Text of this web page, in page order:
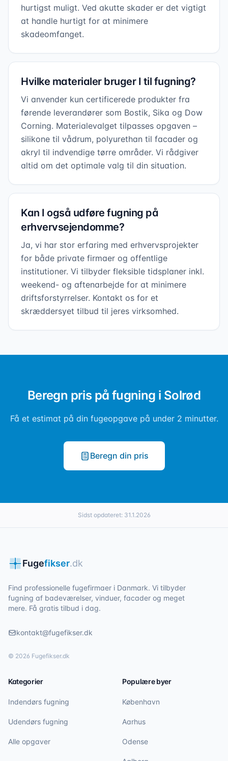
hurtigst muligt. Ved akutte skader er det vigtigt
at handle hurtigt for at minimere
skadeomfanget.
Hvilke materialer bruger I til fugning?
Vi anvender kun certificerede produkter fra
førende leverandører som Bostik, Sika og Dow
Corning. Materialevalget tilpasses opgaven –
silikone til vådrum, polyurethan til facader og
akryl til indvendige tørre områder. Vi rådgiver
altid om det optimale valg til din situation.
Kan I også udføre fugning på
erhvervsejendomme?
Ja, vi har stor erfaring med erhvervsprojekter
for både private firmaer og offentlige
institutioner. Vi tilbyder fleksible tidsplaner inkl.
weekend- og aftenarbejde for at minimere
driftsforstyrrelser. Kontakt os for et
skræddersyet tilbud til jeres virksomhed.
Beregn pris på fugning i Solrød
Få et estimat på din fugeopgave på under 2 minutter.
Beregn din pris
Sidst opdateret: 31.1.2026
Fugefikser.dk
Find professionelle fugefirmaer i Danmark. Vi tilbyder
fugning af badeværelser, vinduer, facader og meget
mere. Få gratis tilbud i dag.
kontakt@fugefikser.dk
© 2026 Fugefikser.dk
Kategorier
Indendørs fugning
Udendørs fugning
Alle opgaver
Populære byer
København
Aarhus
Odense